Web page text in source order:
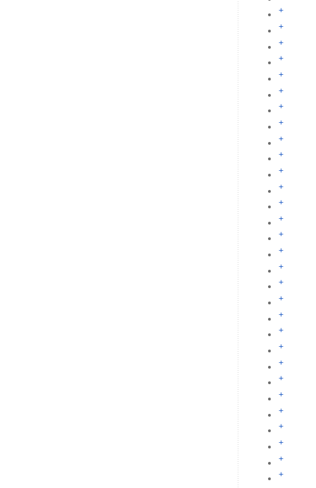
+
+
+
+
+
+
+
+
+
+
+
+
+
+
+
+
+
+
+
+
+
+
+
+
+
+
+
+
+
+